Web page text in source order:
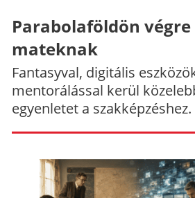
Parabolaföldön
mateknak
Fantasyval, digitális
mentorálással kerül
egyenletet a szakképzéshez.